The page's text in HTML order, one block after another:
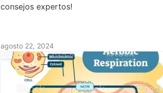
consejos expertos!
agosto 22, 2024